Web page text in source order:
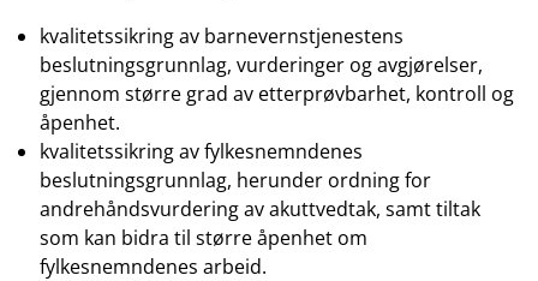
kvalitetssikring av barnevernstjenestens
beslutningsgrunnlag, vurderinger og avgjørelser,
gjennom større grad av etterprøvbarhet, kontroll og
åpenhet.
kvalitetssikring av fylkesnemndenes
beslutningsgrunnlag, herunder ordning for
andrehåndsvurdering av akuttvedtak, samt tiltak
som kan bidra til større åpenhet om
fylkesnemndenes arbeid.